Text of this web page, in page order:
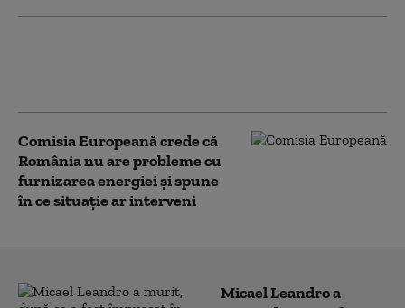
Comisia Europeană crede că
România nu are probleme cu
furnizarea energiei și spune
în ce situație ar interveni
Micael Leandro a